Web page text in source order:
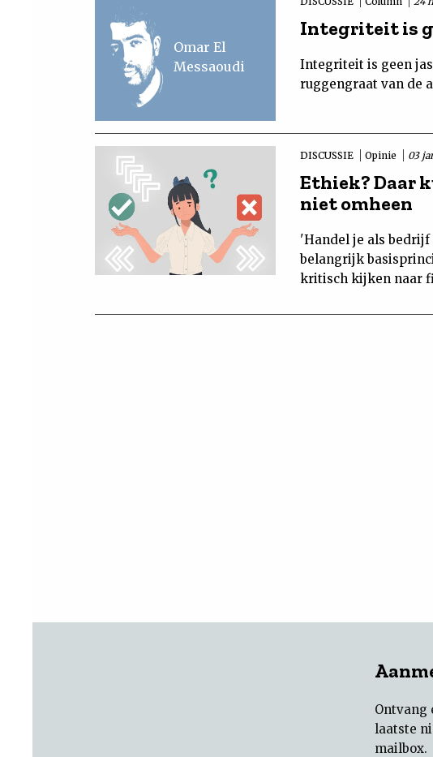
Omar El
Messaoudi
Integriteit is
Integriteit is geen
ruggengraat van de
DISCUSSIE Opinie 03
Ethiek? Daar
niet omheen
'Handel je als
belangrijk
kritisch kijken naar
Ontvang
laatste
mailbox.